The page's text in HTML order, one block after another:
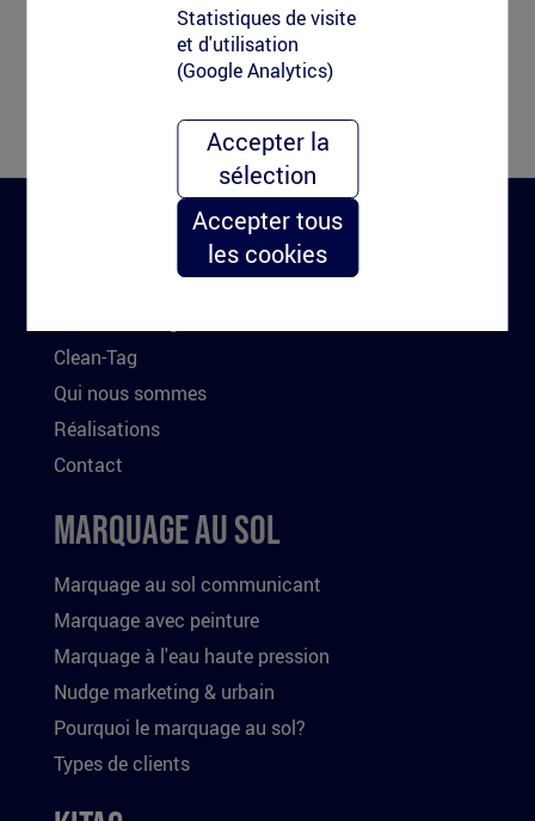
Statistiques de visite
et d'utilisation
(Google Analytics)
Accepter la
sélection
Accepter tous
les cookies
Clean-Tag
Clean-Tag
Qui nous sommes
Réalisations
Contact
Marquage au sol
Marquage au sol communicant
Marquage avec peinture
Marquage à l'eau haute pression
Nudge marketing & urbain
Pourquoi le marquage au sol?
Types de clients